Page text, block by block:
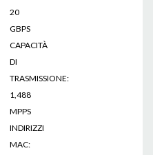
20
GBPS
CAPACITÀ
DI
TRASMISSIONE:
1,488
MPPS
INDIRIZZI
MAC: